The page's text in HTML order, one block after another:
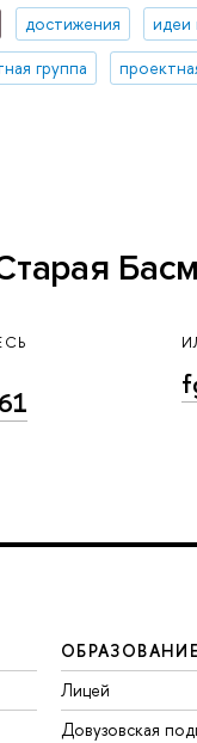
достижения идеи
группа
ОБРАЗОВАНИЕ
Лицей
Довузовская